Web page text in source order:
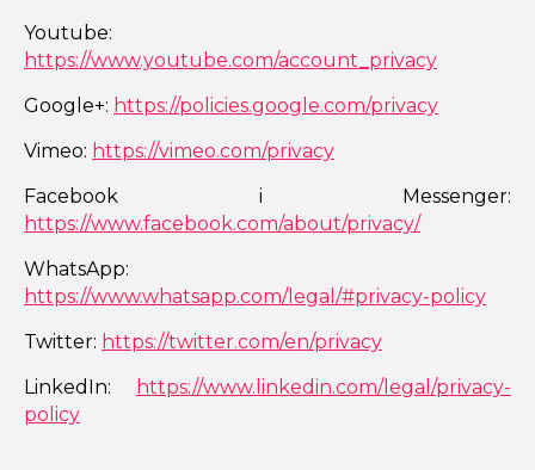
Youtube:
https://www.youtube.com/account_privacy
Google+: https://policies.google.com/privacy
Vimeo: https://vimeo.com/privacy
Facebook i Messenger:
https://www.facebook.com/about/privacy/
WhatsApp:
https://www.whatsapp.com/legal/#privacy-policy
Twitter: https://twitter.com/en/privacy
LinkedIn:
https://www.linkedin.com/legal/privacy-
policy